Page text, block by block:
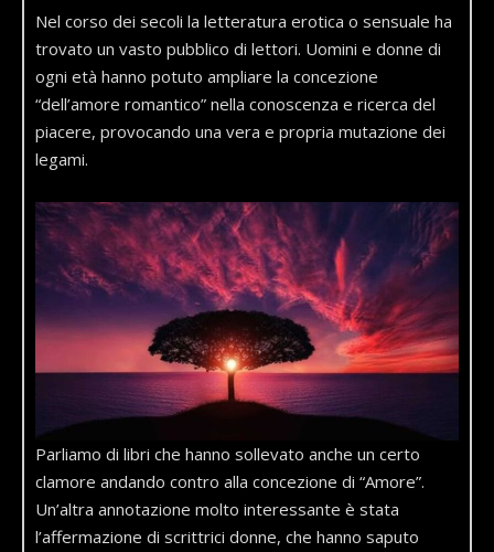
Nel corso dei secoli la letteratura erotica o sensuale ha
trovato un vasto pubblico di lettori. Uomini e donne di
ogni età hanno potuto ampliare la concezione
“dell’amore romantico” nella conoscenza e ricerca del
piacere, provocando una vera e propria mutazione dei
legami.
Parliamo di libri che hanno sollevato anche un certo
clamore andando contro alla concezione di “Amore”.
Un’altra annotazione molto interessante è stata
l’affermazione di scrittrici donne, che hanno saputo